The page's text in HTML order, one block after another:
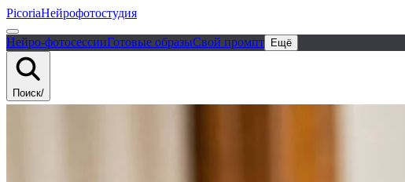
PicoriaНейрофотостудия
Нейро-фотосессииГотовые образыСвой промпт Ещё
Поиск/